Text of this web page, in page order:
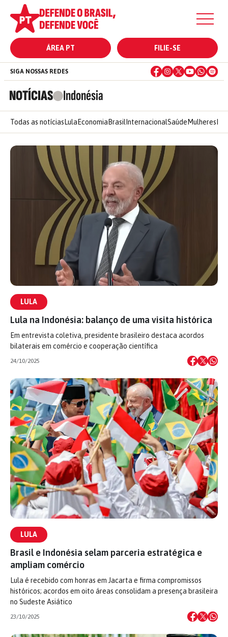
ÁREA PT FILIE-SE
NOTÍCIAS Indonésia
SIGA NOSSAS REDES
Todas as notícias Lula Economia Brasil InternacionalSaúde Mulheres
LULA
Lula na Indonésia: balanço de uma visita histórica
Em entrevista coletiva, presidente brasileiro destaca acordos
bilaterais em comércio e cooperação científica
24/10/2025
LULA
Brasil e Indonésia selam parceria estratégica e
ampliam comércio
Lula é recebido com honras em Jacarta e firma compromissos
históricos; acordos em oito áreas consolidam a presença brasileira
no Sudeste Asiático
23/10/2025